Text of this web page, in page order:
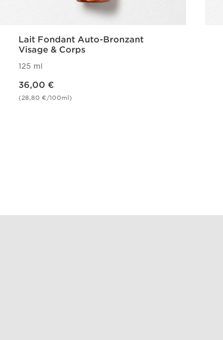
Lait Fondant Auto-Bronzant
Visage & Corps
125 ml
36,00 €
(28,80 €/100ml)